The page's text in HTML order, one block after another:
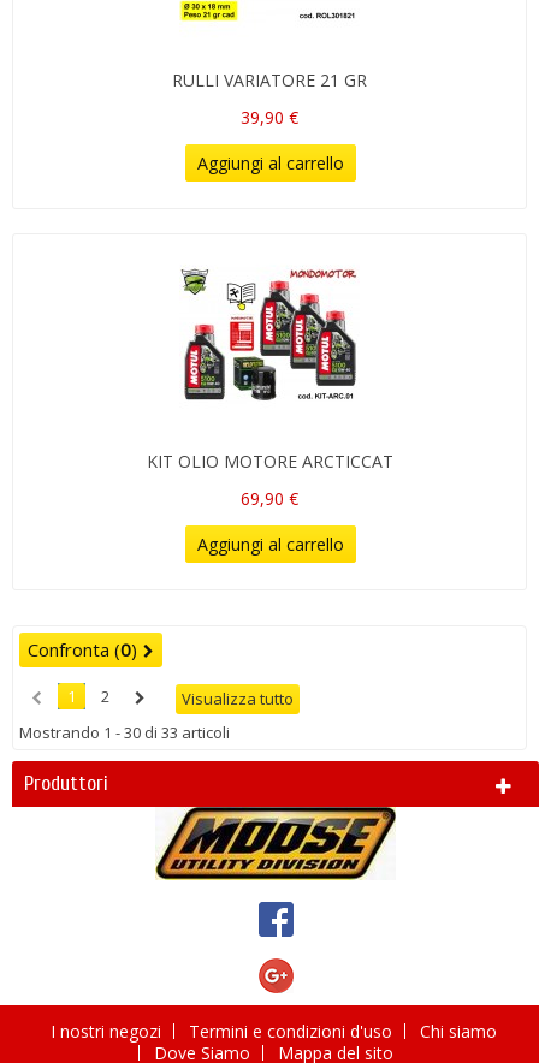
RULLI VARIATORE 21 GR
39,90 €
Aggiungi al carrello
KIT OLIO MOTORE ARCTICCAT
69,90 €
Aggiungi al carrello
Confronta (0)
Visualizza tutto
1
2
Mostrando 1 - 30 di 33 articoli
Produttori
I nostri negozi Termini e condizioni d'uso
Chi siamo
Dove Siamo
Mappa del sito